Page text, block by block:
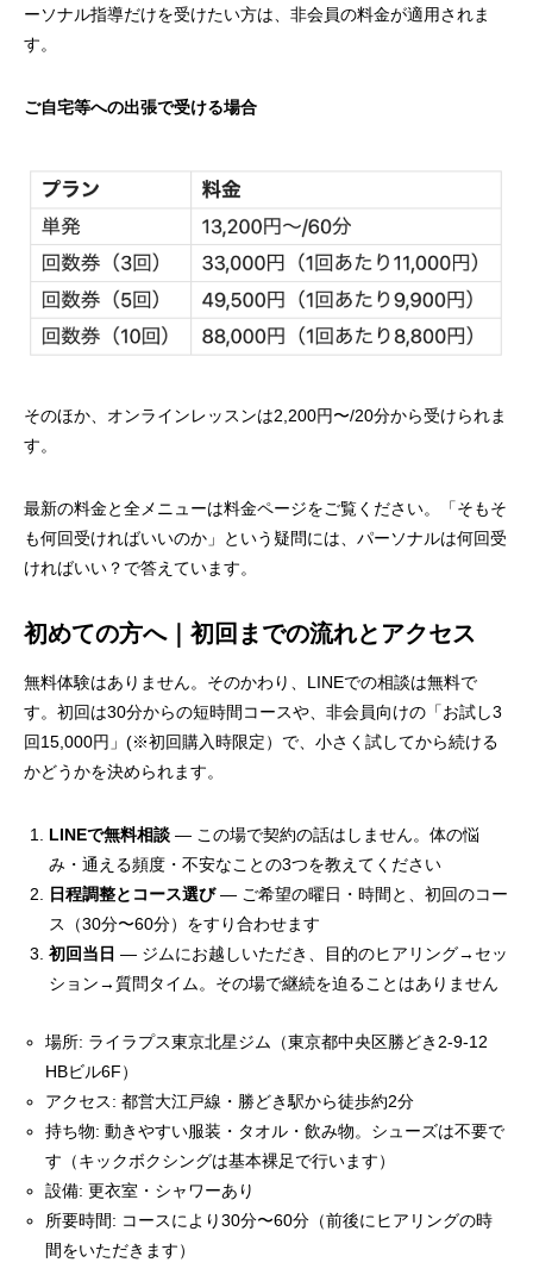
ーソナル指導だけを受けたい方は、非会員の料金が適用されま
す。
ご自宅等への出張で受ける場合
そのほか、オンラインレッスンは2,200円〜/20分から受けられま
す。
最新の料金と全メニューは料金ページをご覧ください。「そもそ
も何回受ければいいのか」という疑問には、 パーソナルは何回受
ければいい？ で答えています。
初めての方へ｜初回までの流れとアクセス
無料体験はありません。そのかわり、LINEでの相談は無料で
す。初回は30分からの短時間コースや、非会員向けの「お試し3
回15,000円」(※初回購入時限定）で、小さく試してから続ける
かどうかを決められます。
LINEで無料相談 — この場で契約の話はしません。体の悩
み・通える頻度・不安なことの3つを教えてください
日程調整とコース選び— ご希望の曜日・時間と、初回のコー
ス（30分〜60分）をすり合わせます
初回当日 — ジムにお越しいただき、目的のヒアリング→セッ
ション→質問タイム。その場で継続を迫ることはありません
場所: ライラプス東京北星ジム（東京都中央区勝どき2-9-12
HBビル6F）
アクセス: 都営大江戸線・勝どき駅から徒歩約2分
持ち物: 動きやすい服装・タオル・飲み物。シューズは不要で
す（キックボクシングは基本裸足で行います）
設備: 更衣室・シャワーあり
所要時間: コースにより30分〜60分（前後にヒアリングの時
間をいただきます）